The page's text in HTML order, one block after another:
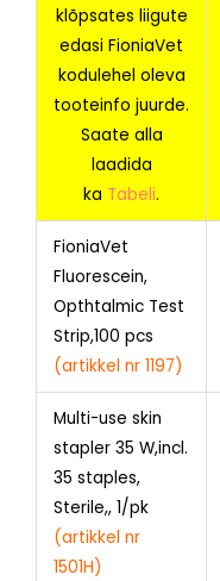
klõpsates liigute
edasi FioniaVet
kodulehel oleva
tooteinfo juurde.
Saate alla
laadida
ka Tabeli.
FioniaVet
Fluorescein,
Opthtalmic Test
Strip,100 pcs
(artikkel nr 1197)
Multi-use skin
stapler 35 W,incl.
35 staples,
Sterile,, 1/pk
(artikkel nr
1501H)